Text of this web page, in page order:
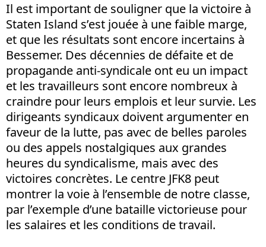
Il est important de souligner que la victoire à
Staten Island s’est jouée à une faible marge,
et que les résultats sont encore incertains à
Bessemer. Des décennies de défaite et de
propagande anti-syndicale ont eu un impact
et les travailleurs sont encore nombreux à
craindre pour leurs emplois et leur survie. Les
dirigeants syndicaux doivent argumenter en
faveur de la lutte, pas avec de belles paroles
ou des appels nostalgiques aux grandes
heures du syndicalisme, mais avec des
victoires concrètes. Le centre JFK8 peut
montrer la voie à l’ensemble de notre classe,
par l’exemple d’une bataille victorieuse pour
les salaires et les conditions de travail.